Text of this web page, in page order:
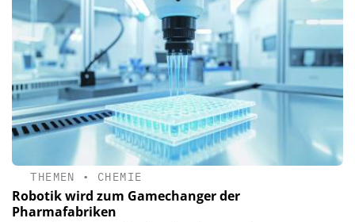
THEMEN • CHEMIE
Robotik wird zum Gamechanger der
Pharmafabriken